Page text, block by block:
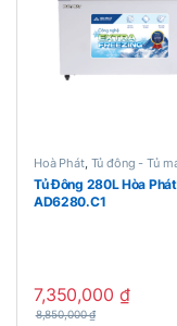
Hoà Phát, Tủ đông - Tủ
Tủ Đông 280L Hòa
AD6280.C1
7,350,000 ₫
8,850,000₫